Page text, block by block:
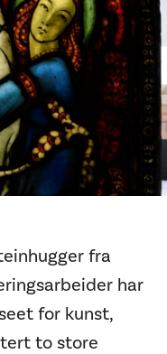
fra
har
for kunst,
to store